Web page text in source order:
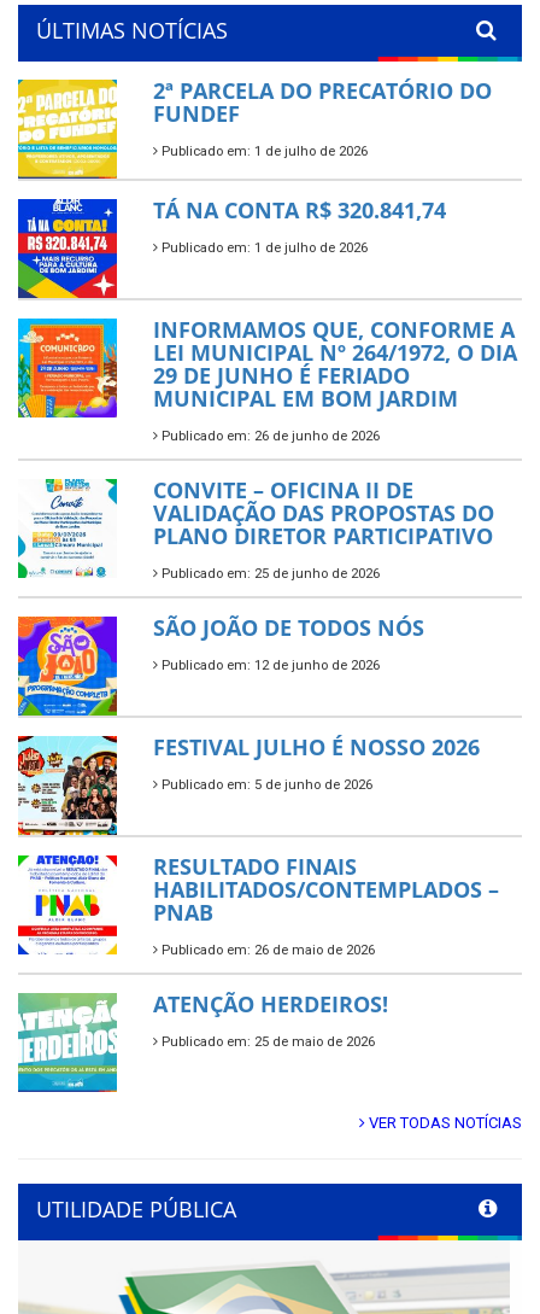
ÚLTIMAS NOTÍCIAS
2ª PARCELA DO PRECATÓRIO DO
FUNDEF
Publicado em: 1 de julho de 2026
TÁ NA CONTA R$ 320.841,74
Publicado em: 1 de julho de 2026
INFORMAMOS QUE, CONFORME A
LEI MUNICIPAL Nº 264/1972, O DIA
29 DE JUNHO É FERIADO
MUNICIPAL EM BOM JARDIM
Publicado em: 26 de junho de 2026
CONVITE – OFICINA II DE
VALIDAÇÃO DAS PROPOSTAS DO
PLANO DIRETOR PARTICIPATIVO
Publicado em: 25 de junho de 2026
SÃO JOÃO DE TODOS NÓS
Publicado em: 12 de junho de 2026
FESTIVAL JULHO É NOSSO 2026
Publicado em: 5 de junho de 2026
RESULTADO FINAIS
HABILITADOS/CONTEMPLADOS –
PNAB
Publicado em: 26 de maio de 2026
ATENÇÃO HERDEIROS!
Publicado em: 25 de maio de 2026
VER TODAS NOTÍCIAS
UTILIDADE PÚBLICA